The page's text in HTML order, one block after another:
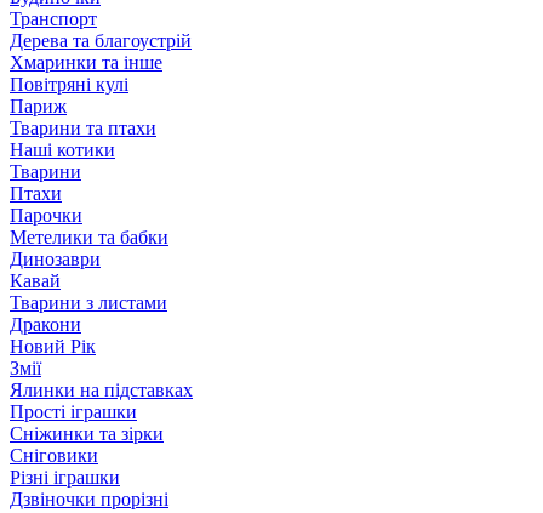
Транспорт
Дерева та благоустрій
Хмаринки та інше
Повітряні кулі
Париж
Тварини та птахи
Наші котики
Тварини
Птахи
Парочки
Метелики та бабки
Динозаври
Кавай
Тварини з листами
Дракони
Новий Рік
Змії
Ялинки на підставках
Прості іграшки
Сніжинки та зірки
Сніговики
Різні іграшки
Дзвіночки прорізні